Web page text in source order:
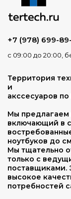
+7 (978) 699-
с 09:00 до 20:00,
Территория
и
акссесуаров
Мы предлагаем
включающий в
ноутбуков до
Мы тщательно
только с
поставщиками.
высокое
потребностей